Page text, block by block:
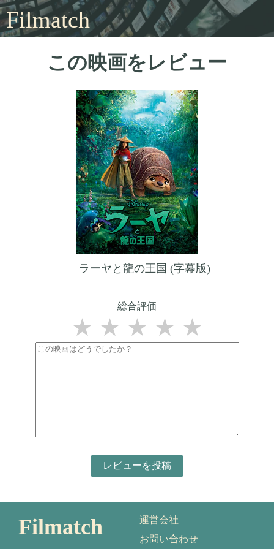
Filmatch
この映画をレビュー
ラーヤと龍の王国 (字幕版)
総合評価
★
★
★
★
★
Filmatch
運営会社
お問い合わせ